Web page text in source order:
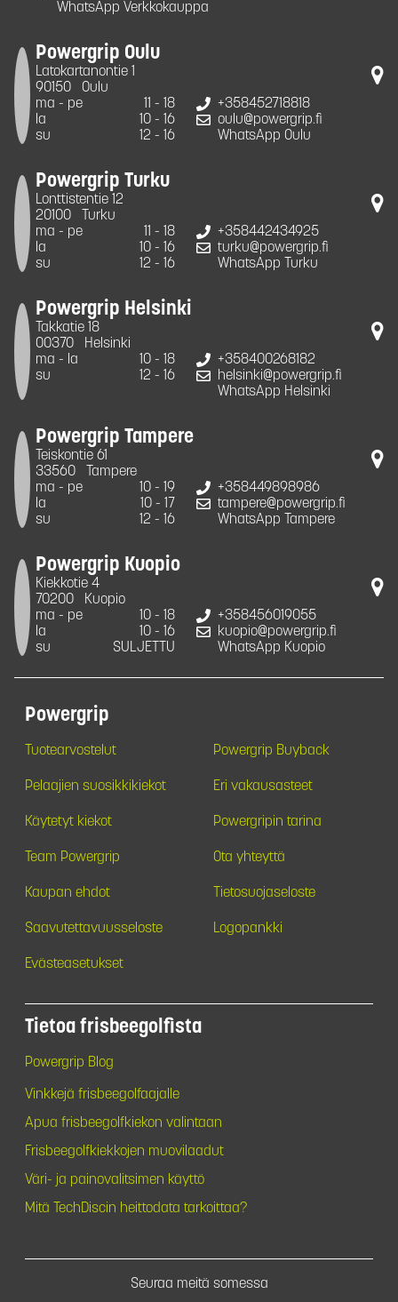
WhatsApp Verkkokauppa
Powergrip Oulu
Latokartanontie 1
90150
Oulu
ma - pe
11 - 18
la
10 - 16
su
12 - 16
+358452718818
oulu@powergrip.fi
WhatsApp Oulu
Powergrip Turku
Lonttistentie 12
20100
Turku
ma - pe
11 - 18
la
10 - 16
su
12 - 16
+358442434925
turku@powergrip.fi
WhatsApp Turku
Powergrip Helsinki
Takkatie 18
00370
Helsinki
ma - la
10 - 18
su
12 - 16
+358400268182
helsinki@powergrip.fi
WhatsApp Helsinki
Powergrip Tampere
Teiskontie 61
33560
Tampere
ma - pe
10 - 19
la
10 - 17
su
12 - 16
+358449898986
tampere@powergrip.fi
WhatsApp Tampere
Powergrip Kuopio
Kiekkotie 4
70200
Kuopio
ma - pe
10 - 18
la
10 - 16
su
SULJETTU
+358456019055
kuopio@powergrip.fi
WhatsApp Kuopio
Powergrip
Tuotearvostelut Powergrip Buyback
Pelaajien suosikkikiekot Eri vakausasteet
Käytetyt kiekot Powergripin tarina
Team Powergrip Ota yhteyttä
Kaupan ehdot Tietosuojaseloste
Saavutettavuusseloste Logopankki
Evästeasetukset
Tietoa frisbeegolfista
Powergrip Blog
Vinkkejä frisbeegolfaajalle
Apua frisbeegolfkiekon valintaan
Frisbeegolfkiekkojen muovilaadut
Väri- ja painovalitsimen käyttö
Mitä TechDiscin heittodata tarkoittaa?
Seuraa meitä somessa